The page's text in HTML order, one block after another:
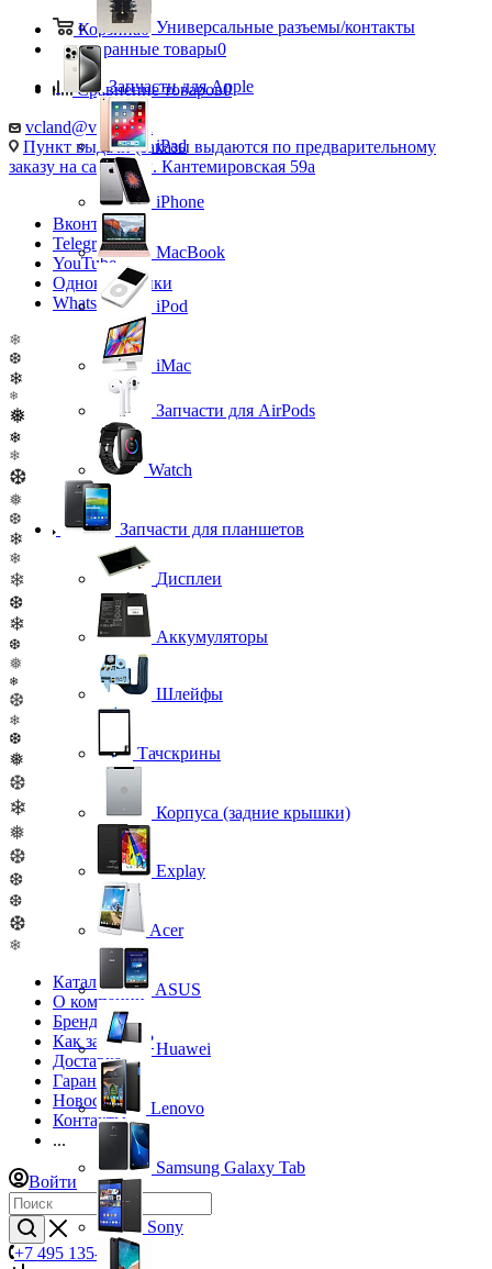
Корзина0
Избранные товары0
Сравнение товаров0
vcland@vcland.ru
Пункт выдачи (заказы выдаются по предварительному
заказу на сайте), ул. Кантемировская 59а
Вконтакте
Telegram
YouTube
Одноклассники
WhatsApp
❄
❆
❄
❄
❅
❄
❄
❆
❅
❆
❄
❄
❄
❆
❄
❆
❅
❄
❆
❄
❆
❅
❆
❄
❅
❆
❆
❆
❆
❄
Каталог
О компании
Бренды
Как заказать?
Доставка
Гарантия
Новости
Контакты
...
Войти
+7 495 135-39-43
Универсальные разъемы/контакты
Запчасти для Apple
iPad
iPhone
MacBook
iPod
iMac
Запчасти для AirPods
Watch
Запчасти для планшетов
Дисплеи
Аккумуляторы
Шлейфы
Тачскрины
Корпуса (задние крышки)
Explay
Acer
ASUS
Huawei
Lenovo
Samsung Galaxy Tab
Sony